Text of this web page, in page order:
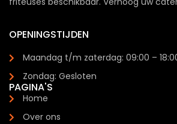
OPENINGSTIJDEN
Maandag t/m zaterdag: 09:00 –
Zondag: Gesloten
PAGINA'S
Home
Over ons